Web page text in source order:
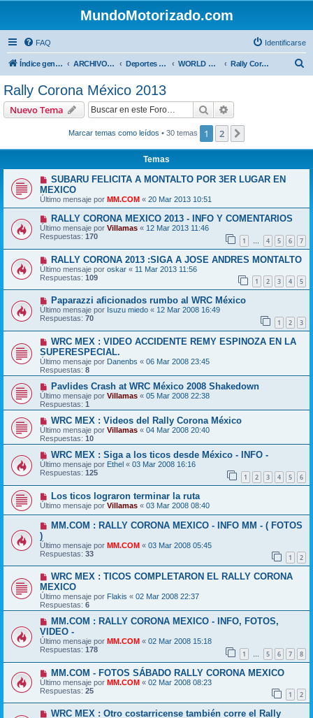
MundoMotorizado.com
FAQ Identificarse
Índice general ARCHIVO HASTA 2018 Deportes Internacionales WORLD RALLY ( WRC ) Rally Corona México 2013
Rally Corona México 2013
Nuevo Tema Buscar
Marcar temas como leídos • 30 temas 1 2
Temas
SUBARU FELICITA A MONTALTO POR 3ER LUGAR EN
MEXICO
Último mensaje por MM.COM « 20 Mar 2013 10:51
RALLY CORONA MEXICO 2013 - INFO Y COMENTARIOS
Último mensaje por Villamas « 12 Mar 2013 11:46
Respuestas: 170 1 … 4 5 6 7
RALLY CORONA 2013 :SIGA A JOSE ANDRES MONTALTO
Último mensaje por oskar « 11 Mar 2013 11:56
Respuestas: 109 1 2 3 4 5
Paparazzi aficionados rumbo al WRC México
Último mensaje por Isuzu miedo « 12 Mar 2008 16:49
Respuestas: 70 1 2 3
WRC MEX : VIDEO ACCIDENTE REMY ESPINOZA EN LA
SUPERESPECIAL.
Último mensaje por Danenbs « 06 Mar 2008 23:45
Respuestas: 8
Pavlides Crash at WRC México 2008 Shakedown
Último mensaje por Villamas « 05 Mar 2008 22:38
Respuestas: 1
WRC MEX : Videos del Rally Corona México
Último mensaje por Villamas « 04 Mar 2008 20:40
Respuestas: 10
WRC MEX : Siga a los ticos desde México - INFO -
Último mensaje por Ethel « 03 Mar 2008 16:16
Respuestas: 125 1 2 3 4 5 6
Los ticos lograron terminar la ruta
Último mensaje por Villamas « 03 Mar 2008 08:40
MM.COM : RALLY CORONA MEXICO - INFO MM - ( FOTOS
)
Último mensaje por MM.COM « 03 Mar 2008 05:45
Respuestas: 33 1 2
WRC MEX : TICOS COMPLETARON EL RALLY CORONA
MEXICO
Último mensaje por Flakis « 02 Mar 2008 22:37
Respuestas: 6
MM.COM : RALLY CORONA MEXICO - INFO, FOTOS,
VIDEO -
Último mensaje por MM.COM « 02 Mar 2008 15:18
Respuestas: 178 1 … 5 6 7 8
MM.COM - FOTOS SÁBADO RALLY CORONA MEXICO
Último mensaje por MM.COM « 02 Mar 2008 08:23
Respuestas: 25 1 2
WRC MEX : Otro costarricense también corre el Rally